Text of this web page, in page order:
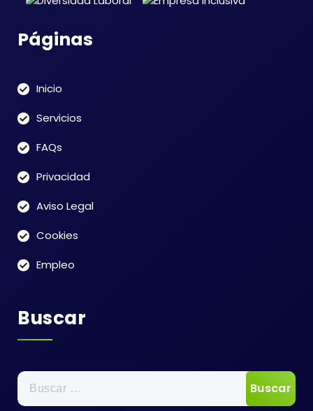
Páginas
Inicio
Servicios
FAQs
Privacidad
Aviso Legal
Cookies
Empleo
Buscar